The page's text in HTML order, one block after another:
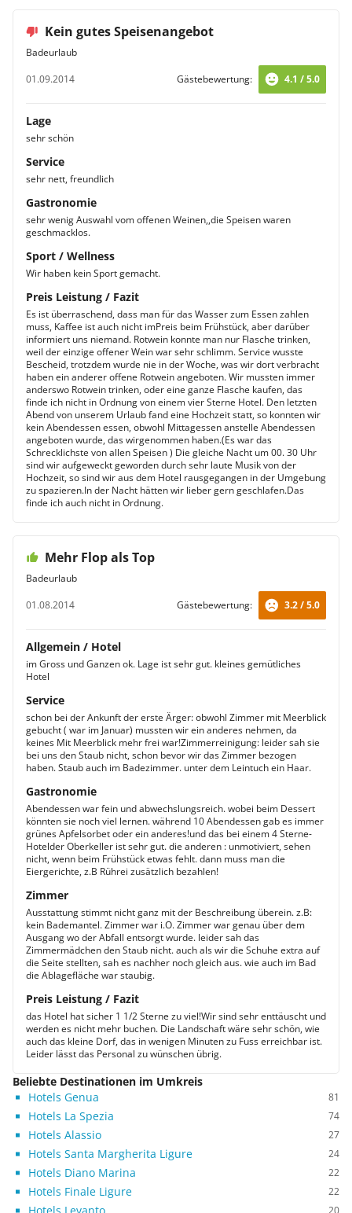
Kein gutes Speisenangebot
Badeurlaub
01.09.2014
Gästebewertung: 4.1 / 5.0
Lage
sehr schön
Service
sehr nett, freundlich
Gastronomie
sehr wenig Auswahl vom offenen Weinen,,die Speisen waren
geschmacklos.
Sport / Wellness
Wir haben kein Sport gemacht.
Preis Leistung / Fazit
Es ist überraschend, dass man für das Wasser zum Essen zahlen
muss, Kaffee ist auch nicht imPreis beim Frühstück, aber darüber
informiert uns niemand. Rotwein konnte man nur Flasche trinken,
weil der einzige offener Wein war sehr schlimm. Service wusste
Bescheid, trotzdem wurde nie in der Woche, was wir dort verbracht
haben ein anderer offene Rotwein angeboten. Wir mussten immer
anderswo Rotwein trinken, oder eine ganze Flasche kaufen, das
finde ich nicht in Ordnung von einem vier Sterne Hotel. Den letzten
Abend von unserem Urlaub fand eine Hochzeit statt, so konnten wir
kein Abendessen essen, obwohl Mittagessen anstelle Abendessen
angeboten wurde, das wirgenommen haben.(Es war das
Schrecklichste von allen Speisen ) Die gleiche Nacht um 00. 30 Uhr
sind wir aufgeweckt geworden durch sehr laute Musik von der
Hochzeit, so sind wir aus dem Hotel rausgegangen in der Umgebung
zu spazieren.In der Nacht hätten wir lieber gern geschlafen.Das
finde ich auch nicht in Ordnung.
Mehr Flop als Top
Badeurlaub
01.08.2014
Gästebewertung: 3.2 / 5.0
Allgemein / Hotel
im Gross und Ganzen ok. Lage ist sehr gut. kleines gemütliches
Hotel
Service
schon bei der Ankunft der erste Ärger: obwohl Zimmer mit Meerblick
gebucht ( war im Januar) mussten wir ein anderes nehmen, da
keines Mit Meerblick mehr frei war!Zimmerreinigung: leider sah sie
bei uns den Staub nicht, schon bevor wir das Zimmer bezogen
haben. Staub auch im Badezimmer. unter dem Leintuch ein Haar.
Gastronomie
Abendessen war fein und abwechslungsreich. wobei beim Dessert
könnten sie noch viel lernen. während 10 Abendessen gab es immer
grünes Apfelsorbet oder ein anderes!und das bei einem 4 Sterne-
Hotelder Oberkeller ist sehr gut. die anderen : unmotiviert, sehen
nicht, wenn beim Frühstück etwas fehlt. dann muss man die
Eiergerichte, z.B Rührei zusätzlich bezahlen!
Zimmer
Ausstattung stimmt nicht ganz mit der Beschreibung überein. z.B:
kein Bademantel. Zimmer war i.O. Zimmer war genau über dem
Ausgang wo der Abfall entsorgt wurde. leider sah das
Zimmermädchen den Staub nicht. auch als wir die Schuhe extra auf
die Seite stellten, sah es nachher noch gleich aus. wie auch im Bad
die Ablagefläche war staubig.
Preis Leistung / Fazit
das Hotel hat sicher 1 1/2 Sterne zu viel!Wir sind sehr enttäuscht und
werden es nicht mehr buchen. Die Landschaft wäre sehr schön, wie
auch das kleine Dorf, das in wenigen Minuten zu Fuss erreichbar ist.
Leider lässt das Personal zu wünschen übrig.
Beliebte Destinationen im Umkreis
Hotels Genua
81
Hotels La Spezia 74
Hotels Alassio 27
Hotels Santa Margherita Ligure 24
Hotels Diano Marina 22
Hotels Finale Ligure 22
20